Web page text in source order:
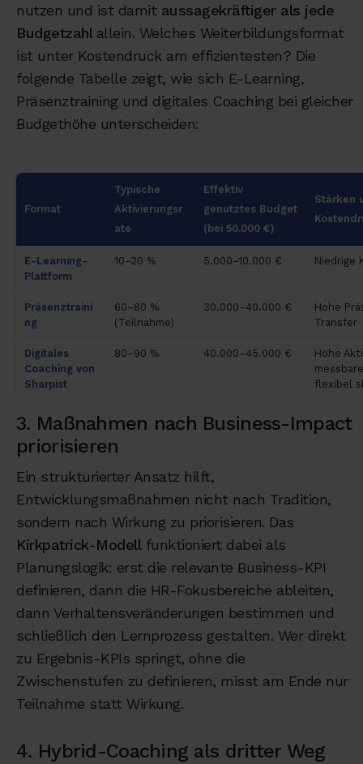
nutzen und ist damit aussagekräftiger als jede
Budgetzahl allein. Welches Weiterbildungsformat
ist unter Kostendruck am effizientesten? Die
folgende Tabelle zeigt, wie sich E-Learning,
Präsenztraining und digitales Coaching bei gleicher
Budgethöhe unterscheiden:
Format
Typische
Aktivierungsr
ate
Effektiv
genutztes Budget
(bei 50.000 €)
Stärken
E-Learning-
Plattform
10–20 % 5.000–10.000 € Niedrige
Präsenztraini
ng
60–80 %
(Teilnahme)
30.000–40.000 €
Hohe
Transfer
Digitales
Coaching von
Sharpist
80–90 % 40.000–45.000 €
Hohe
flexibel
3. Maßnahmen nach Business-Impact
priorisieren
Ein strukturierter Ansatz hilft,
Entwicklungsmaßnahmen nicht nach Tradition,
sondern nach Wirkung zu priorisieren. Das
Kirkpatrick-Modellfunktioniert dabei als
Planungslogik: erst die relevante Business-KPI
definieren, dann die HR-Fokusbereiche ableiten,
dann Verhaltensveränderungen bestimmen und
schließlich den Lernprozess gestalten. Wer direkt
zu Ergebnis-KPIs springt, ohne die
Zwischenstufen zu definieren, misst am Ende nur
Teilnahme statt Wirkung.
4. Hybrid-Coaching als dritter Weg